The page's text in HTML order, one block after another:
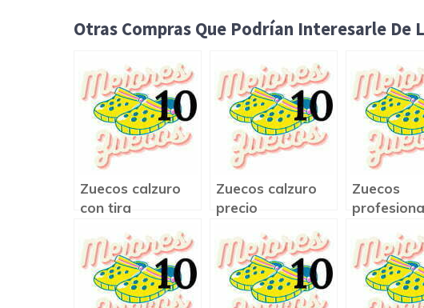
Otras Compras Que Podrían Interesarle De
Zuecos calzuro
con tira
Zuecos calzuro
precio
Zuecos